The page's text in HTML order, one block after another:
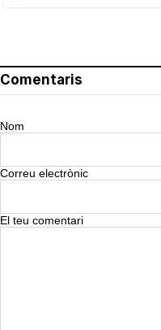
Comentaris
Nom
Correu electrònic
El teu comentari